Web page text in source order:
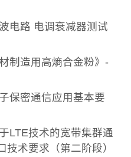
电路 电调衰减器测试
制造用高熵合金粉》-
保密通信应用基本要
LTE技术的宽带集群通
术要求（第二阶段）